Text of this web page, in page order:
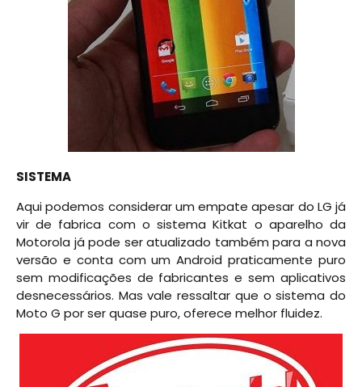
SISTEMA
Aqui podemos considerar um empate apesar do LG já
vir de fabrica com o sistema Kitkat o aparelho da
Motorola já pode ser atualizado também para a nova
versão e conta com um Android praticamente puro
sem modificações de fabricantes e sem aplicativos
desnecessários. Mas vale ressaltar que o sistema do
Moto G por ser quase puro, oferece melhor fluidez.